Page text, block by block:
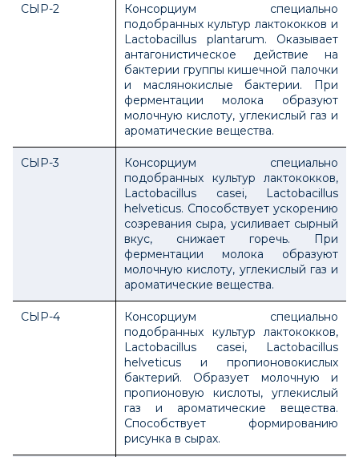
СЫР-2
Консорциум специально
подобранных культур лактококков и
Lactobacillus plantarum. Оказывает
антагонистическое действие на
бактерии группы кишечной палочки
и маслянокислые бактерии. При
ферментации молока образуют
молочную кислоту, углекислый газ и
ароматические вещества.
СЫР-3
Консорциум специально
подобранных культур лактококков,
Lactobacillus casei, Lactobacillus
hеlveticus. Способствует ускорению
созревания сыра, усиливает сырный
вкус, снижает горечь. При
ферментации молока образуют
молочную кислоту, углекислый газ и
ароматические вещества.
СЫР-4
Консорциум специально
подобранных культур лактококков,
Lactobacillus casei, Lactobacillus
helveticus и пропионовокислых
бактерий. Образует молочную и
пропионовую кислоты, углекислый
газ и ароматические вещества.
Способствует формированию
рисунка в сырах.